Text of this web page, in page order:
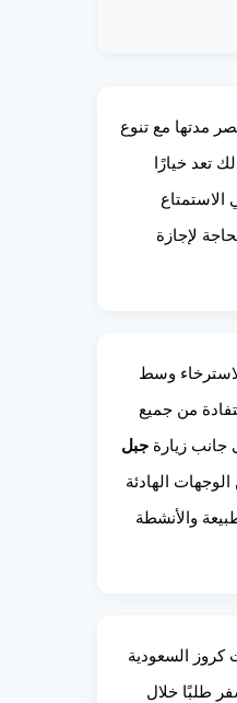
مدتها مع تنوع
تعد خيارًا
الاستمتاع
لإجازة
وسط
من جميع
جانب زيارة جبل
الهادئة
والأنشطة
كروز السعودية
طلبًا خلال